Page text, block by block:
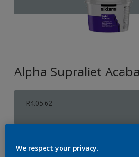
Alpha Supraliet
R4.05.62
We respect your privacy.